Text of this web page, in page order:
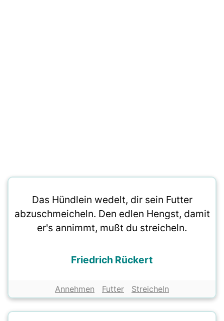
Das Hündlein wedelt, dir sein Futter
abzuschmeicheln. Den edlen Hengst, damit
er's annimmt, mußt du streicheln.
Friedrich Rückert
Annehmen Futter Streicheln